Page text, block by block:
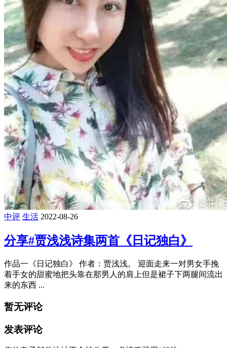
新闻 生活 社会 2022-10-12
2022诺贝尔奖经济学奖得主2021在我国考
核没通过
故事 2022年诺贝尔经济学奖获得者迪布韦克，媳妇是成都
人，作为成都女婿在西南财大当了10年院长，2021年考核没通
过，学校没 ...